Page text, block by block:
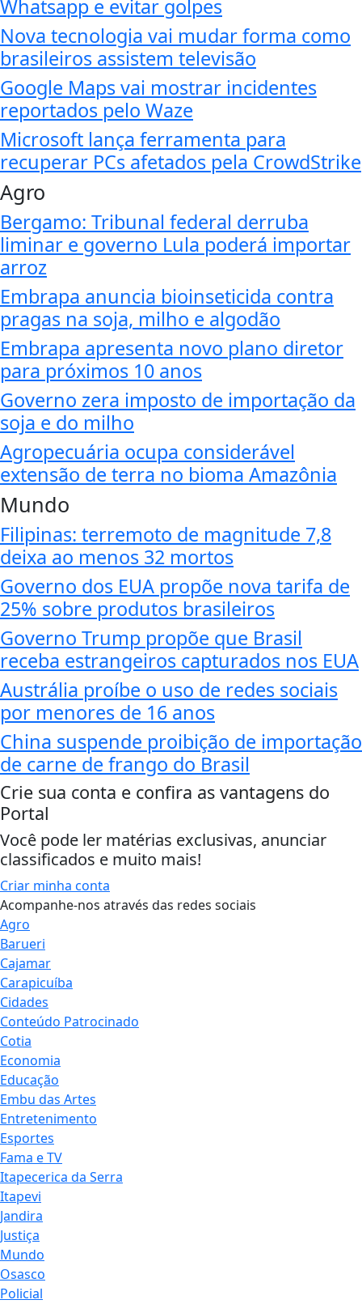
Whatsapp e evitar golpes
Nova tecnologia vai mudar forma como
brasileiros assistem televisão
Google Maps vai mostrar incidentes
reportados pelo Waze
Microsoft lança ferramenta para
recuperar PCs afetados pela CrowdStrike
Agro
Bergamo: Tribunal federal derruba
liminar e governo Lula poderá importar
arroz
Embrapa anuncia bioinseticida contra
pragas na soja, milho e algodão
Embrapa apresenta novo plano diretor
para próximos 10 anos
Governo zera imposto de importação da
soja e do milho
Agropecuária ocupa considerável
extensão de terra no bioma Amazônia
Mundo
Filipinas: terremoto de magnitude 7,8
deixa ao menos 32 mortos
Governo dos EUA propõe nova tarifa de
25% sobre produtos brasileiros
Governo Trump propõe que Brasil
receba estrangeiros capturados nos EUA
Austrália proíbe o uso de redes sociais
por menores de 16 anos
China suspende proibição de importação
de carne de frango do Brasil
Crie sua conta e confira as vantagens do
Portal
Você pode ler matérias exclusivas, anunciar
classificados e muito mais!
Criar minha conta
Acompanhe-nos através das redes sociais
Agro
Barueri
Cajamar
Carapicuíba
Cidades
Conteúdo Patrocinado
Cotia
Economia
Educação
Embu das Artes
Entretenimento
Esportes
Fama e TV
Itapecerica da Serra
Itapevi
Jandira
Justiça
Mundo
Osasco
Policial